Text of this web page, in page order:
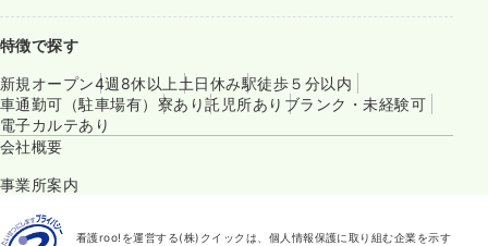
特徴で探す
新規オープン4週8休以上 土日休み駅徒歩５分以内
車通勤可（駐車場有） 寮あり託児所あり ブランク・未経験可
電子カルテあり
会社概要
事業所案内
看護roo!を運営する(株)クイックは、個人情報保護に取り組む企業を示す